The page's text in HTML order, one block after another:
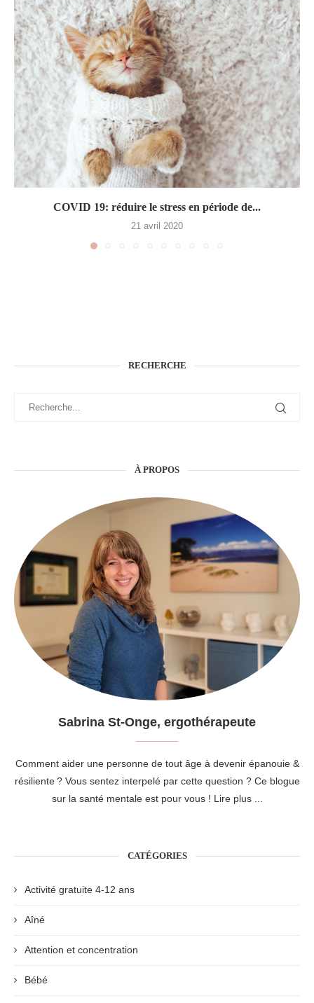
COVID 19: réduire le stress en période de...
21 avril 2020
RECHERCHE
À PROPOS
Sabrina St-Onge, ergothérapeute
Comment aider une personne de tout âge à devenir épanouie &
résiliente ? Vous sentez interpelé par cette question ? Ce blogue
sur la santé mentale est pour vous ! Lire plus ...
CATÉGORIES
Activité gratuite 4-12 ans
Aîné
Attention et concentration
Bébé